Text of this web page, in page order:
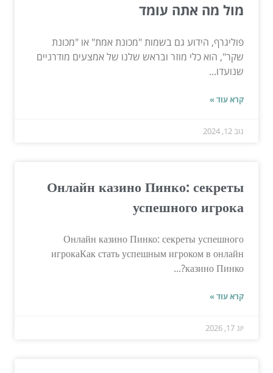
מול מה אתה עומד
פוליגרף, הידוע גם בשמות "מכונת אמת" או "מכונת
שקר", הוא כלי מוזר ובראש שלנו של אמצעים מודרניים
שנועדו...
קרא עוד »
נוב 12, 2024
Онлайн казино Пинко: секреты
успешного игрока
Онлайн казино Пинко: секреты успешного
игрокаКак стать успешным игроком в онлайн
казино Пинко?...
קרא עוד »
יונ 17, 2026